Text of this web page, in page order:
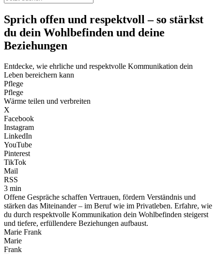
Sprich offen und respektvoll – so stärkst
du dein Wohlbefinden und deine
Beziehungen
Entdecke, wie ehrliche und respektvolle Kommunikation dein
Leben bereichern kann
Pflege
Pflege
Wärme teilen und verbreiten
X
Facebook
Instagram
LinkedIn
YouTube
Pinterest
TikTok
Mail
RSS
3 min
Offene Gespräche schaffen Vertrauen, fördern Verständnis und
stärken das Miteinander – im Beruf wie im Privatleben. Erfahre, wie
du durch respektvolle Kommunikation dein Wohlbefinden steigerst
und tiefere, erfüllendere Beziehungen aufbaust.
Marie Frank
Marie
Frank